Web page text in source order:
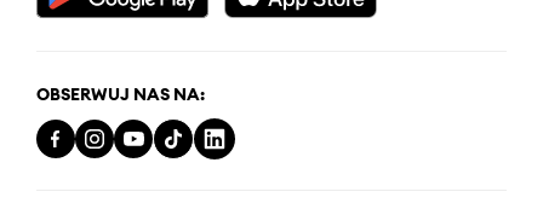
OBSERWUJ NAS NA: